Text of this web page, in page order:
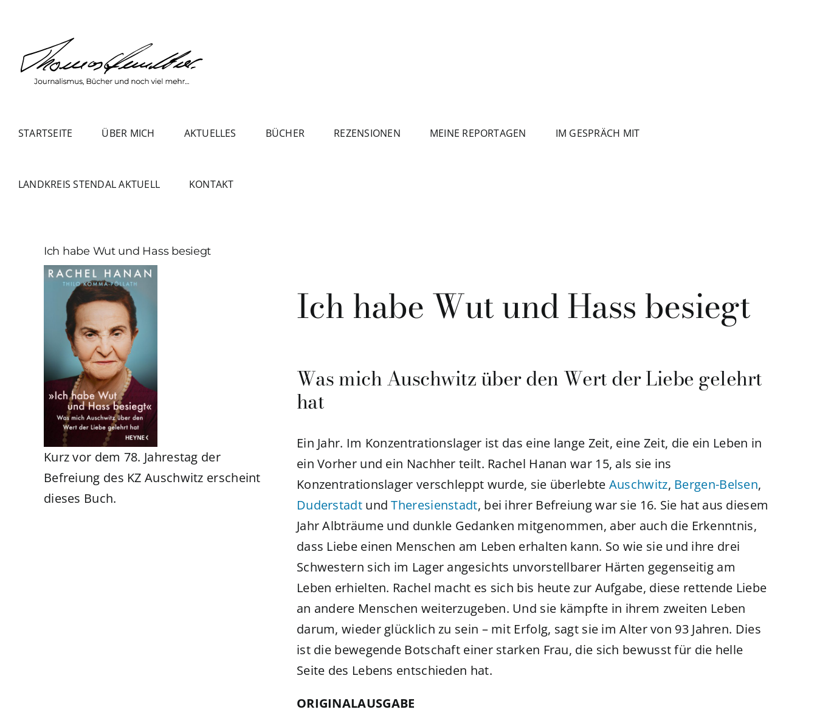
springen
STARTSEITE ÜBER MICH AKTUELLES BÜCHER REZENSIONEN MEINE REPORTAGEN IM GESPRÄCH MIT
LANDKREIS STENDAL AKTUELL KONTAKT
Ich habe Wut und Hass besiegt
Kurz vor dem 78. Jahrestag der
Befreiung des KZ Auschwitz erscheint
dieses Buch.
Ich habe Wut und Hass besiegt
Was mich Auschwitz über den Wert der Liebe gelehrt
hat
Ein Jahr. Im Konzentrationslager ist das eine lange Zeit, eine Zeit, die ein Leben in
ein Vorher und ein Nachher teilt. Rachel Hanan war 15, als sie ins
Konzentrationslager verschleppt wurde, sie überlebte Auschwitz, Bergen-Belsen,
DuderstadtundTheresienstadt, bei ihrer Befreiung war sie 16. Sie hat aus diesem
Jahr Albträume und dunkle Gedanken mitgenommen, aber auch die Erkenntnis,
dass Liebe einen Menschen am Leben erhalten kann. So wie sie und ihre drei
Schwestern sich im Lager angesichts unvorstellbarer Härten gegenseitig am
Leben erhielten. Rachel macht es sich bis heute zur Aufgabe, diese rettende Liebe
an andere Menschen weiterzugeben. Und sie kämpfte in ihrem zweiten Leben
darum, wieder glücklich zu sein – mit Erfolg, sagt sie im Alter von 93 Jahren. Dies
ist die bewegende Botschaft einer starken Frau, die sich bewusst für die helle
Seite des Lebens entschieden hat.
ORIGINALAUSGABE